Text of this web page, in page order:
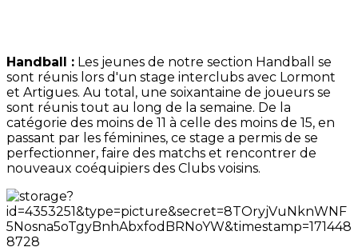
Handball : Les jeunes de notre section Handball se
sont réunis lors d'un stage interclubs avec Lormont
et Artigues. Au total, une soixantaine de joueurs se
sont réunis tout au long de la semaine. De la
catégorie des moins de 11 à celle des moins de 15, en
passant par les féminines, ce stage a permis de se
perfectionner, faire des matchs et rencontrer de
nouveaux coéquipiers des Clubs voisins.